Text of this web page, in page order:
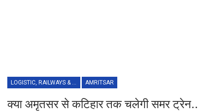
LOGISTIC, RAILWAYS & TRANSPORT AMRITSAR
क्या अमृतसर से कटिहार तक चलेगी समर ट्रेन..